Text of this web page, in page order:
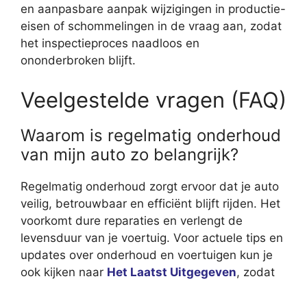
en aanpasbare aanpak wijzigingen in productie-
eisen of schommelingen in de vraag aan, zodat
het inspectieproces naadloos en
ononderbroken blijft.
Veelgestelde vragen (FAQ)
Waarom is regelmatig onderhoud
van mijn auto zo belangrijk?
Regelmatig onderhoud zorgt ervoor dat je auto
veilig, betrouwbaar en efficiënt blijft rijden. Het
voorkomt dure reparaties en verlengt de
levensduur van je voertuig. Voor actuele tips en
updates over onderhoud en voertuigen kun je
ook kijken naar Het Laatst Uitgegeven, zodat